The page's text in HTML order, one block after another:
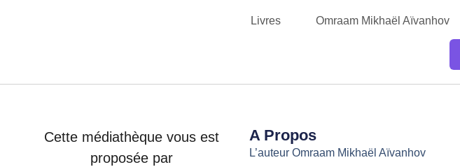
Livres Omraam Mikhaël Aïvanhov
Cette médiathèque vous est
proposée par
A Propos
L’auteur Omraam Mikhaël Aïvanhov